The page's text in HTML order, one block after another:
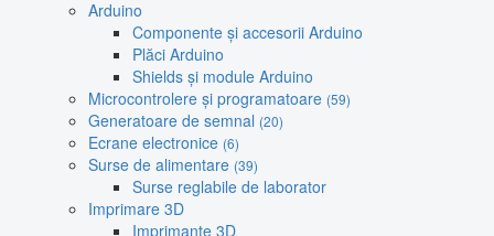
Arduino
Componente și accesorii Arduino
Plăci Arduino
Shields și module Arduino
Microcontrolere și programatoare (59)
Generatoare de semnal (20)
Ecrane electronice (6)
Surse de alimentare (39)
Surse reglabile de laborator
Imprimare 3D
Imprimante 3D